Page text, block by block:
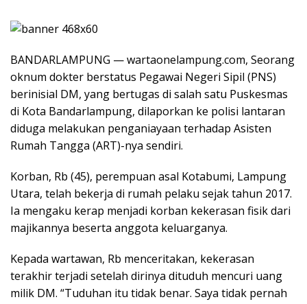
BANDARLAMPUNG — wartaonelampung.com, Seorang
oknum dokter berstatus Pegawai Negeri Sipil (PNS)
berinisial DM, yang bertugas di salah satu Puskesmas
di Kota Bandarlampung, dilaporkan ke polisi lantaran
diduga melakukan penganiayaan terhadap Asisten
Rumah Tangga (ART)-nya sendiri.
Korban, Rb (45), perempuan asal Kotabumi, Lampung
Utara, telah bekerja di rumah pelaku sejak tahun 2017.
Ia mengaku kerap menjadi korban kekerasan fisik dari
majikannya beserta anggota keluarganya.
Kepada wartawan, Rb menceritakan, kekerasan
terakhir terjadi setelah dirinya dituduh mencuri uang
milik DM. “Tuduhan itu tidak benar. Saya tidak pernah